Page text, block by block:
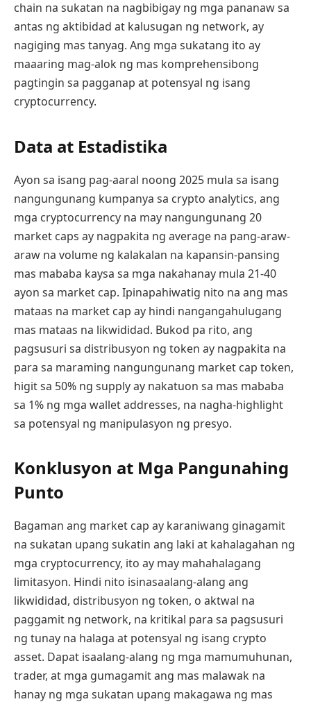
chain na sukatan na nagbibigay ng mga pananaw sa
antas ng aktibidad at kalusugan ng network, ay
nagiging mas tanyag. Ang mga sukatang ito ay
maaaring mag-alok ng mas komprehensibong
pagtingin sa pagganap at potensyal ng isang
cryptocurrency.
Data at Estadistika
Ayon sa isang pag-aaral noong 2025 mula sa isang
nangungunang kumpanya sa crypto analytics, ang
mga cryptocurrency na may nangungunang 20
market caps ay nagpakita ng average na pang-araw-
araw na volume ng kalakalan na kapansin-pansing
mas mababa kaysa sa mga nakahanay mula 21-40
ayon sa market cap. Ipinapahiwatig nito na ang mas
mataas na market cap ay hindi nangangahulugang
mas mataas na likwididad. Bukod pa rito, ang
pagsusuri sa distribusyon ng token ay nagpakita na
para sa maraming nangungunang market cap token,
higit sa 50% ng supply ay nakatuon sa mas mababa
sa 1% ng mga wallet addresses, na nagha-highlight
sa potensyal ng manipulasyon ng presyo.
Konklusyon at Mga Pangunahing
Punto
Bagaman ang market cap ay karaniwang ginagamit
na sukatan upang sukatin ang laki at kahalagahan ng
mga cryptocurrency, ito ay may mahahalagang
limitasyon. Hindi nito isinasaalang-alang ang
likwididad, distribusyon ng token, o aktwal na
paggamit ng network, na kritikal para sa pagsusuri
ng tunay na halaga at potensyal ng isang crypto
asset. Dapat isaalang-alang ng mga mamumuhunan,
trader, at mga gumagamit ang mas malawak na
hanay ng mga sukatan upang makagawa ng mas